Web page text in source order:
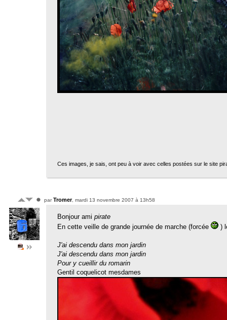
Ces images, je sais, ont peu à voir avec celles postées sur le site
parTromer, mardi 13 novembre 2007 à 13h58
Bonjour ami pirate
En cette veille de grande journée de marche (forcée
)
J'ai descendu dans mon jardin
J'ai descendu dans mon jardin
Pour y cueillir du romarin
Gentil coquelicot mesdames